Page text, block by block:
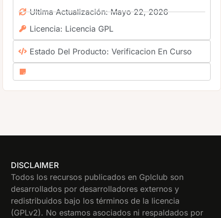
Ultima Actualización: Mayo 22, 2026
Licencia: Licencia GPL
Estado Del Producto: Verificacion En Curso
DISCLAIMER
Todos los recursos publicados en Gplclub son
desarrollados por desarrolladores externos y
redistribuidos bajo los términos de la licencia
(GPLv2). No estamos asociados ni respaldados por